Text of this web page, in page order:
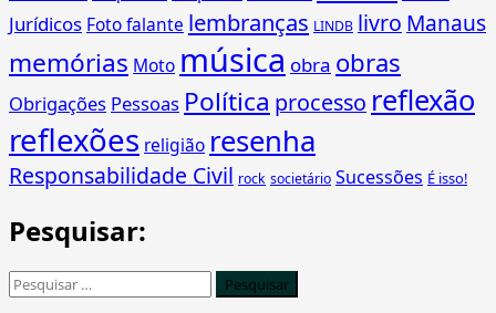
Jurídicos Foto falante lembranças LINDB livro Manaus
memórias Moto música obra obras
Obrigações Pessoas Política processo reflexão
reflexões religião resenha
Responsabilidade Civil rock societário Sucessões É isso!
Pesquisar:
Pesquisar